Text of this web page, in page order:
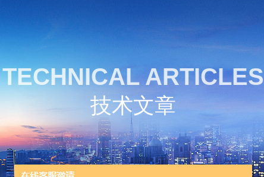
TECHNICAL ARTICLES
技术文章